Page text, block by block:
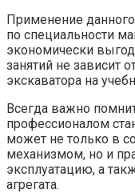
Применение
по специальности
экономически
занятий не зависит
экскаватора на
Всегда важно
профессионалом
может не только в
механизмом, но и
эксплуатацию, а
агрегата.